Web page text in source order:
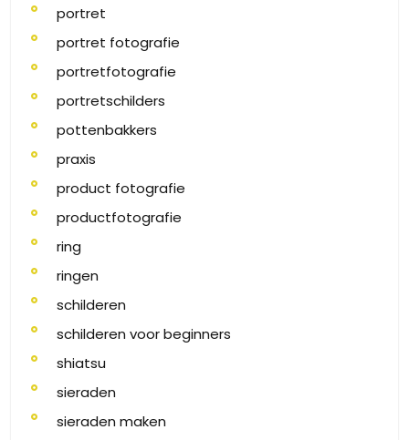
portret
portret fotografie
portretfotografie
portretschilders
pottenbakkers
praxis
product fotografie
productfotografie
ring
ringen
schilderen
schilderen voor beginners
shiatsu
sieraden
sieraden maken